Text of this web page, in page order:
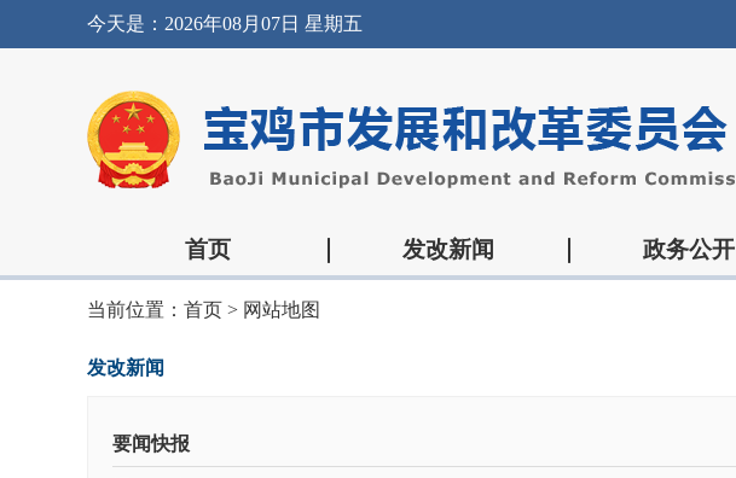
今天是： 2026年08月07日 星期五
首页 发改新闻 政务公开
当前位置： 首页 > 网站地图
发改新闻
要闻快报